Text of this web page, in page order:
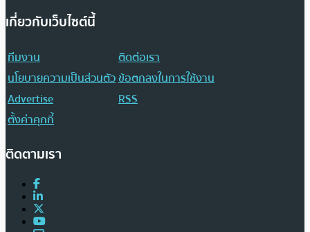
เกี่ยวกับเว็บไซต์นี้
ทีมงาน
ติดต่อเรา
นโยบายความเป็นส่วนตัวข้อตกลงในการใช้งาน
Advertise
RSS
ตั้งค่าคุกกี้
ติดตามเรา